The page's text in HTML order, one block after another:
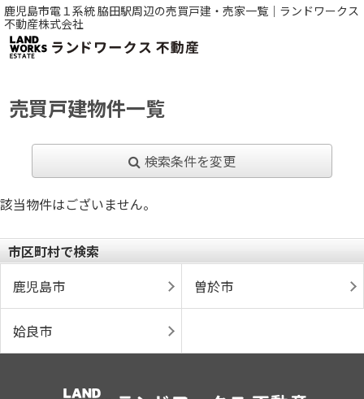
鹿児島市電１系統 脇田駅周辺の売買戸建・売家一覧｜ランドワークス
不動産株式会社
売買戸建物件一覧
検索条件を変更
該当物件はございません。
市区町村で検索
鹿児島市
曽於市
姶良市